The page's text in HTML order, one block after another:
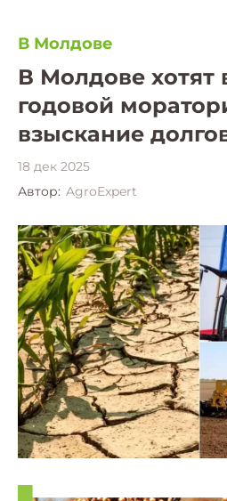
В Молдове
В Молдове хотят
годовой
взыскание
18 дек 2025
Автор: AgroExpert